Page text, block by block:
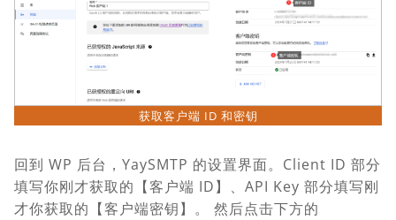
获取客户端 ID 和密钥
回到 WP 后台，YaySMTP 的设置界面。Client ID 部分
填写你刚才获取的【客户端 ID】、API Key 部分填写刚
才你获取的【客户端密钥】。 然后点击下方的